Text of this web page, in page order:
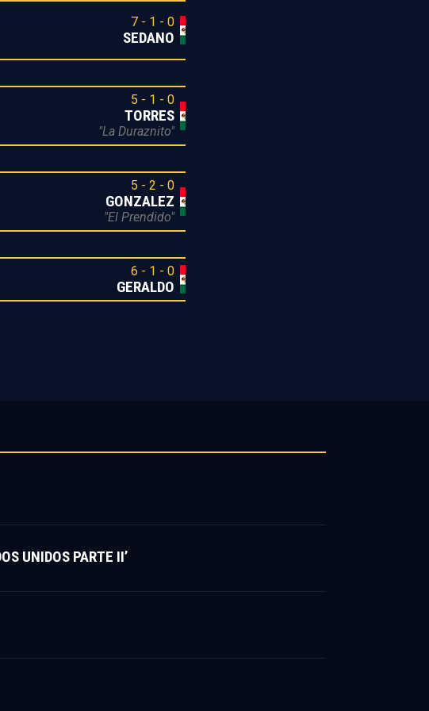
7 - 1 - 0
SEDANO
5 - 1 - 0
TORRES
"La Duraznito"
5 - 2 - 0
GONZALEZ
"El Prendido"
6 - 1 - 0
GERALDO
UNIDOS PARTE II’